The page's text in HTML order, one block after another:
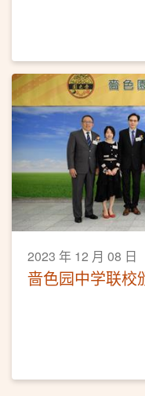
2023 年 12 月 08 日
啬色园中学联校